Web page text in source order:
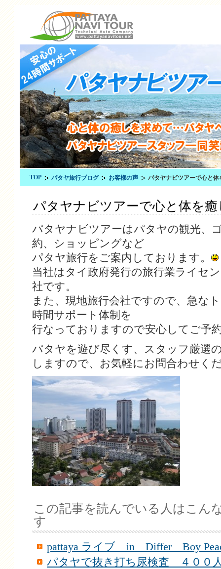
TOP パタヤ旅行ブログ お客様の声 パタヤナビツアーで心と
パタヤナビツアーで心と体を
パタヤナビツアーはパタヤの観光、
約、ショッピングなど
パタヤ旅行をご案内しております。
当社はタイ政府発行の旅行業ライセ
社です。
また、現地旅行会社ですので、急な
時間サポート体制を
行なっておりますので安心してご予
パタヤを遊び尽くす、スタッフ厳選
しますので、お気軽にお問合わせく
この記事を読んでいる人はこん
す
pattaya ライブ in Differ Boy
パタヤで抜き打ち尿検査 ４００